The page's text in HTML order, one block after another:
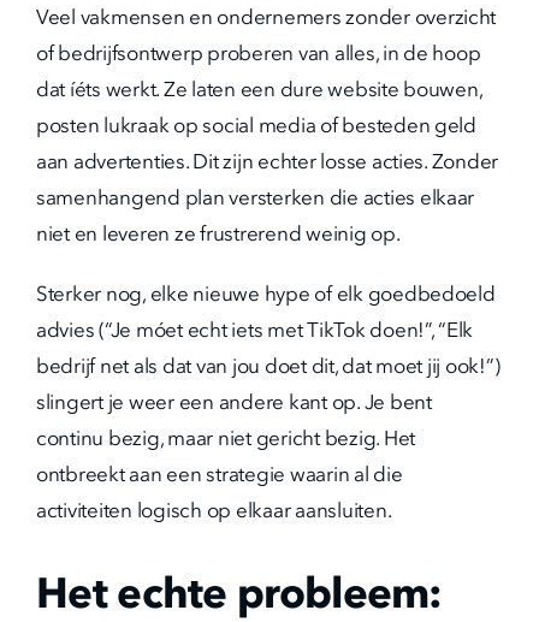
Veel vakmensen en ondernemers zonder overzicht
of bedrijfsontwerp proberen van alles, in de hoop
dat íéts werkt. Ze laten een dure website bouwen,
posten lukraak op social media of besteden geld
aan advertenties. Dit zijn echter losse acties. Zonder
samenhangend plan versterken die acties elkaar
niet en leveren ze frustrerend weinig op.
Sterker nog, elke nieuwe hype of elk goedbedoeld
advies (“Je móet echt iets met TikTok doen!”, “Elk
bedrijf net als dat van jou doet dit, dat moet jij ook!”)
slingert je weer een andere kant op. Je bent
continu bezig, maar niet gericht bezig. Het
ontbreekt aan een strategie waarin al die
activiteiten logisch op elkaar aansluiten.
Het echte probleem: